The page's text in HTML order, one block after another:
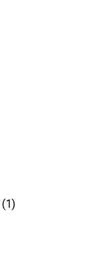
(1)